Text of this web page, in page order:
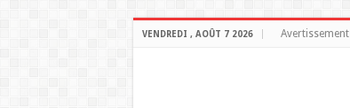
VENDREDI , AOÛT 7 2026 Avertissement